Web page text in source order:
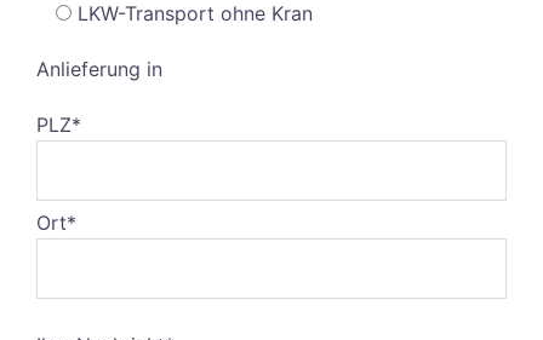
LKW-Transport ohne Kran
Anlieferung in
PLZ*
Ort*